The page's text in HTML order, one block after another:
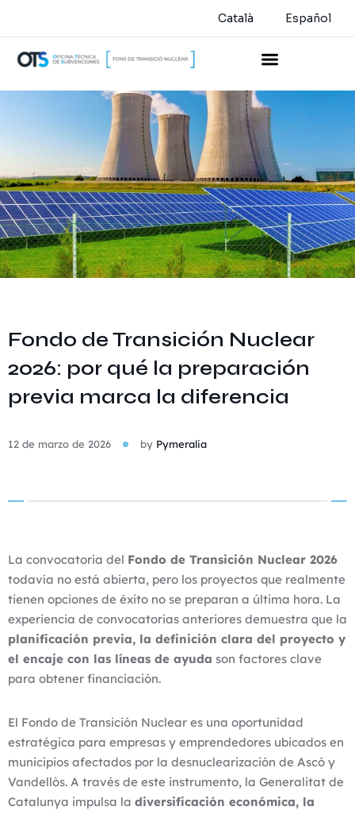
Català Español
Fondo de Transición Nuclear
2026: por qué la preparación
previa marca la diferencia
12 de marzo de 2026 by Pymeralia
La convocatoria del Fondo de Transición Nuclear 2026
todavía no está abierta, pero los proyectos que realmente
tienen opciones de éxito no se preparan a última hora. La
experiencia de convocatorias anteriores demuestra que la
planificación previa, la definición clara del proyecto y
el encaje con las líneas de ayuda son factores clave
para obtener financiación.
El Fondo de Transición Nuclear es una oportunidad
estratégica para empresas y emprendedores ubicados en
municipios afectados por la desnuclearización de Ascó y
Vandellòs. A través de este instrumento, la Generalitat de
Catalunya impulsa la diversificación económica, la